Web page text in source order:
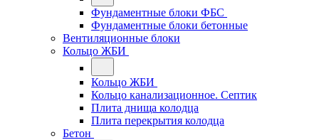
Фундаментные блоки ФБС
Фундаментные блоки бетонные
Вентиляционные блоки
Кольцо ЖБИ
Кольцо ЖБИ
Кольцо канализационное. Септик
Плита днища колодца
Плита перекрытия колодца
Бетон